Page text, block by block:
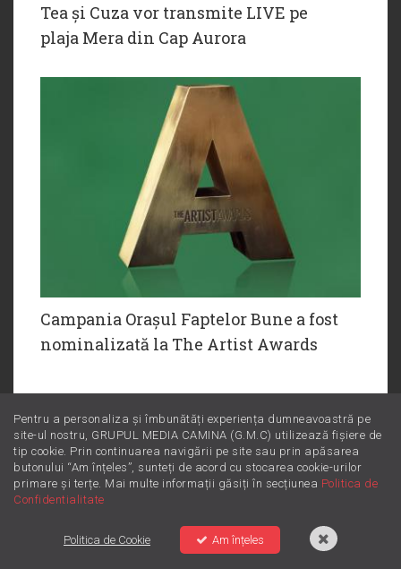
Tea și Cuza vor transmite LIVE pe
plaja Mera din Cap Aurora
Campania Orașul Faptelor Bune a fost
nominalizată la The Artist Awards
MORNING ZU
cu Morar şi Buzdugan
Pentru a personaliza și îmbunătăți experiența dumneavoastră pe
site-ul nostru, GRUPUL MEDIA CAMINA (G.M.C) utilizează fișiere de
tip cookie. Prin continuarea navigării pe site sau prin apăsarea
butonului “Am înțeles”, sunteți de acord cu stocarea cookie-urilor
primare și terțe. Mai multe informații găsiți în secțiunea Politica de
Confidentialitate
Politica de Cookie Am înțeles